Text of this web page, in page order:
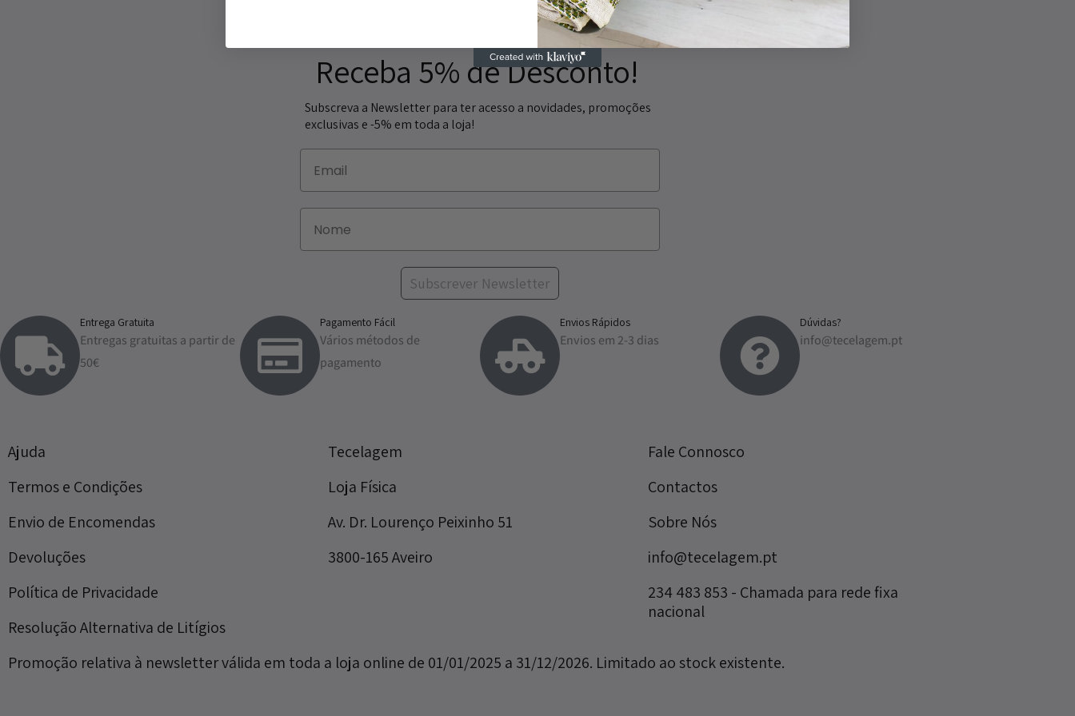
Receba 5% de Desconto!
Subscreva a Newsletter para ter acesso a novidades, promoções
exclusivas e -5% em toda a loja!
Subscrever Newsletter
Entrega Gratuita
Entregas gratuitas a partir de
50€
Pagamento Fácil
Vários métodos de
pagamento
Envios Rápidos
Envios em 2-3 dias
Dúvidas?
info@tecelagem.pt
Ajuda
Termos e Condições
Envio de Encomendas
Devoluções
Política de Privacidade
Resolução Alternativa de Litígios
Tecelagem
Loja Física
Av. Dr. Lourenço Peixinho 51
3800-165 Aveiro
Fale Connosco
Contactos
Sobre Nós
info@tecelagem.pt
234 483 853 - Chamada para rede fixa
nacional
Promoção relativa à newsletter válida em toda a loja online de 01/01/2025 a 31/12/2026. Limitado ao stock existente.